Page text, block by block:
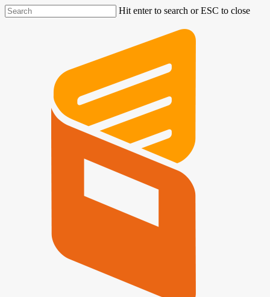
Hit enter to search or ESC to close